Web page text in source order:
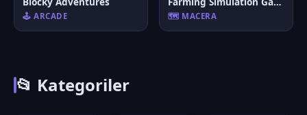
🕹️ ARCADE 🗺️ MACERA
📂 Kategoriler